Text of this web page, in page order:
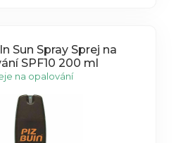
Sun Spray Sprej na
SPF10 200 ml
na opalování